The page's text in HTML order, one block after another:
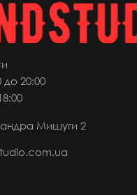
до 20:00
Мишуги 2